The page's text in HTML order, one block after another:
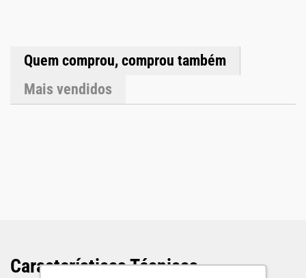
Quem comprou, comprou também
Mais vendidos
Características Técnicas